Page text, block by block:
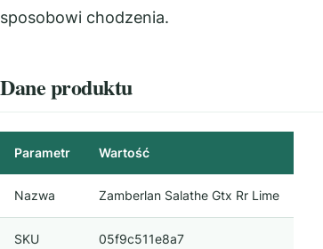
sposobowi chodzenia.
Dane produktu
Parametr Wartość
Nazwa Zamberlan Salathe Gtx Rr Lime
SKU 05f9c511e8a7